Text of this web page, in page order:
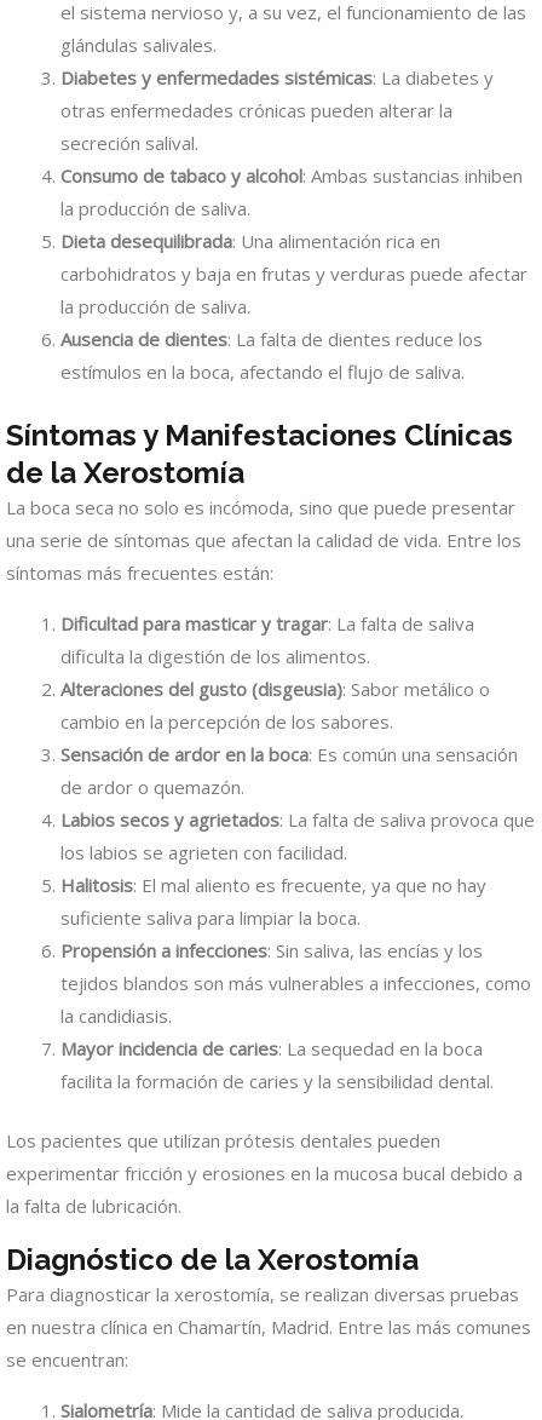
el sistema nervioso y, a su vez, el funcionamiento de las
glándulas salivales.
Diabetes y enfermedades sistémicas: La diabetes y
otras enfermedades crónicas pueden alterar la
secreción salival.
Consumo de tabaco y alcohol: Ambas sustancias inhiben
la producción de saliva.
Dieta desequilibrada: Una alimentación rica en
carbohidratos y baja en frutas y verduras puede afectar
la producción de saliva.
Ausencia de dientes: La falta de dientes reduce los
estímulos en la boca, afectando el flujo de saliva.
Síntomas y Manifestaciones Clínicas
de la Xerostomía
La boca seca no solo es incómoda, sino que puede presentar
una serie de síntomas que afectan la calidad de vida. Entre los
síntomas más frecuentes están:
Dificultad para masticar y tragar: La falta de saliva
dificulta la digestión de los alimentos.
Alteraciones del gusto (disgeusia): Sabor metálico o
cambio en la percepción de los sabores.
Sensación de ardor en la boca: Es común una sensación
de ardor o quemazón.
Labios secos y agrietados: La falta de saliva provoca que
los labios se agrieten con facilidad.
Halitosis: El mal aliento es frecuente, ya que no hay
suficiente saliva para limpiar la boca.
Propensión a infecciones: Sin saliva, las encías y los
tejidos blandos son más vulnerables a infecciones, como
la candidiasis.
Mayor incidencia de caries: La sequedad en la boca
facilita la formación de caries y la sensibilidad dental.
Los pacientes que utilizan prótesis dentales pueden
experimentar fricción y erosiones en la mucosa bucal debido a
la falta de lubricación.
Diagnóstico de la Xerostomía
Para diagnosticar la xerostomía, se realizan diversas pruebas
en nuestra clínica en Chamartín, Madrid. Entre las más comunes
se encuentran:
Sialometría: Mide la cantidad de saliva producida.